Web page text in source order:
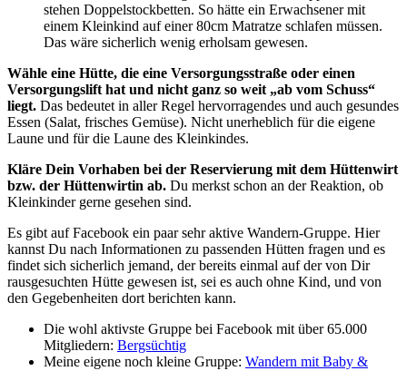
stehen Doppelstockbetten. So hätte ein Erwachsener mit
einem Kleinkind auf einer 80cm Matratze schlafen müssen.
Das wäre sicherlich wenig erholsam gewesen.
Wähle eine Hütte, die eine Versorgungsstraße oder einen
Versorgungslift hat und nicht ganz so weit „ab vom Schuss“
liegt. Das bedeutet in aller Regel hervorragendes und auch gesundes
Essen (Salat, frisches Gemüse). Nicht unerheblich für die eigene
Laune und für die Laune des Kleinkindes.
Kläre Dein Vorhaben bei der Reservierung mit dem Hüttenwirt
bzw. der Hüttenwirtin ab. Du merkst schon an der Reaktion, ob
Kleinkinder gerne gesehen sind.
Es gibt auf Facebook ein paar sehr aktive Wandern-Gruppe. Hier
kannst Du nach Informationen zu passenden Hütten fragen und es
findet sich sicherlich jemand, der bereits einmal auf der von Dir
rausgesuchten Hütte gewesen ist, sei es auch ohne Kind, und von
den Gegebenheiten dort berichten kann.
Die wohl aktivste Gruppe bei Facebook mit über 65.000
Mitgliedern: Bergsüchtig
Meine eigene noch kleine Gruppe: Wandern mit Baby &